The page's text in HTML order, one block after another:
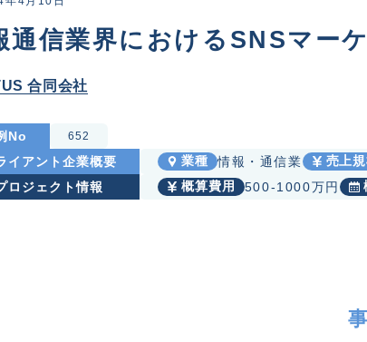
通信業界におけるSNSマー
合同会社
No 652
イアント企業概要 業種 情報・通信業 売上
ロジェクト情報 概算費用 500-1000万円